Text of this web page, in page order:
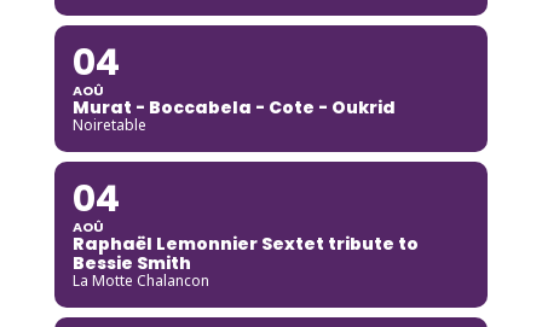
04
AOÛ
Murat - Boccabela - Cote - Oukrid
Noiretable
04
AOÛ
Raphaël Lemonnier Sextet tribute to
Bessie Smith
La Motte Chalancon